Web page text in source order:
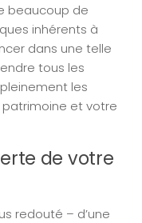
beaucoup de
inhérents à
dans une telle
tous les
les
et votre
de votre
redouté – d’une